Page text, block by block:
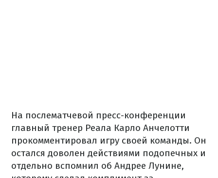
На послематчевой пресс-конференции
главный тренер Реала Карло Анчелотти
прокомментировал игру своей команды. Он
остался доволен действиями подопечных и
отдельно вспомнил об Андрее Лунине,